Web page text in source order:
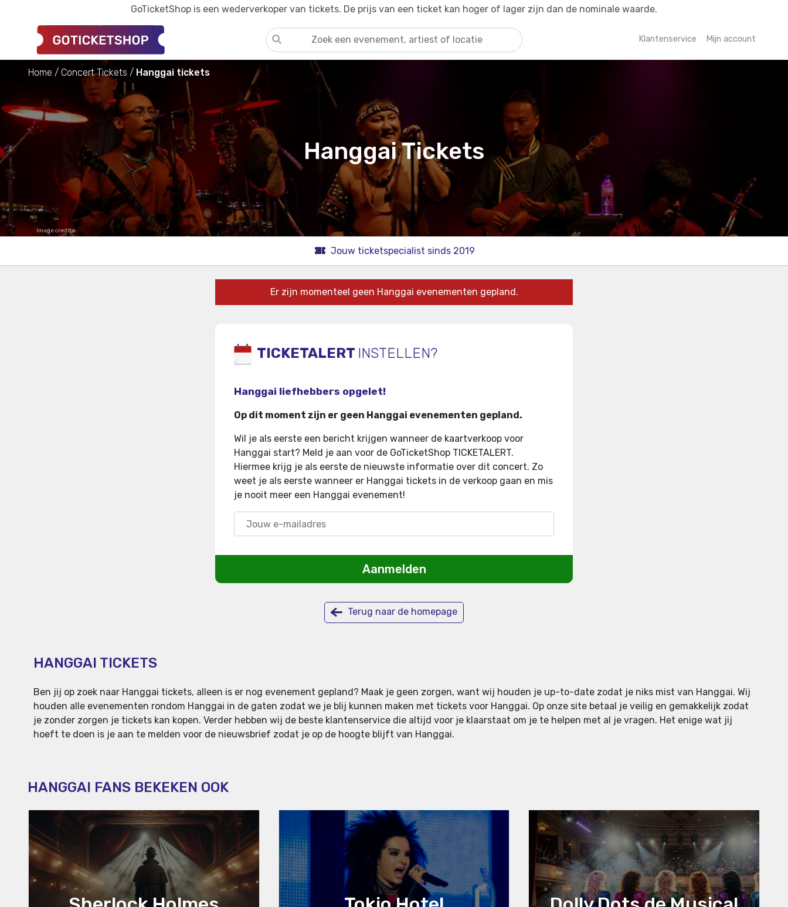
GoTicketShop is een wederverkoper van tickets. De prijs van een ticket kan hoger of lager zijn dan de nominale waarde.
Klantenservice Mijn account
Home Concert Tickets Hanggai tickets
Hanggai Tickets
Image credits
Jouw ticketspecialist sinds 2019
Er zijn momenteel geen Hanggai evenementen gepland.
TICKETALERT INSTELLEN?
Hanggai liefhebbers opgelet!
Op dit moment zijn er geen Hanggai evenementen gepland.
Wil je als eerste een bericht krijgen wanneer de kaartverkoop voor
Hanggai start? Meld je aan voor de GoTicketShop TICKETALERT.
Hiermee krijg je als eerste de nieuwste informatie over dit concert. Zo
weet je als eerste wanneer er Hanggai tickets in de verkoop gaan en mis
je nooit meer een Hanggai evenement!
Aanmelden
Terug naar de homepage
HANGGAI TICKETS
Ben jij op zoek naar Hanggai tickets, alleen is er nog evenement gepland? Maak je geen zorgen, want wij houden je up-to-date zodat je niks mist van Hanggai. Wij
houden alle evenementen rondom Hanggai in de gaten zodat we je blij kunnen maken met tickets voor Hanggai. Op onze site betaal je veilig en gemakkelijk zodat
je zonder zorgen je tickets kan kopen. Verder hebben wij de beste klantenservice die altijd voor je klaarstaat om je te helpen met al je vragen. Het enige wat jij
hoeft te doen is je aan te melden voor de nieuwsbrief zodat je op de hoogte blijft van Hanggai.
HANGGAI FANS BEKEKEN OOK